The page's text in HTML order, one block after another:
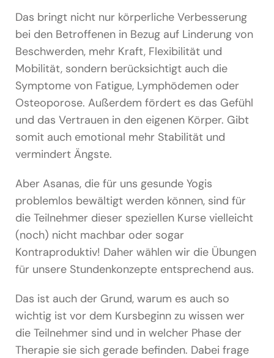
Das bringt nicht nur körperliche Verbesserung
bei den Betroffenen in Bezug auf Linderung von
Beschwerden, mehr Kraft, Flexibilität und
Mobilität, sondern berücksichtigt auch die
Symptome von Fatigue, Lymphödemen oder
Osteoporose. Außerdem fördert es das Gefühl
und das Vertrauen in den eigenen Körper. Gibt
somit auch emotional mehr Stabilität und
vermindert Ängste.
Aber Asanas, die für uns gesunde Yogis
problemlos bewältigt werden können, sind für
die Teilnehmer dieser speziellen Kurse vielleicht
(noch) nicht machbar oder sogar
Kontraproduktiv! Daher wählen wir die Übungen
für unsere Stundenkonzepte entsprechend aus.
Das ist auch der Grund, warum es auch so
wichtig ist vor dem Kursbeginn zu wissen wer
die Teilnehmer sind und in welcher Phase der
Therapie sie sich gerade befinden. Dabei frage